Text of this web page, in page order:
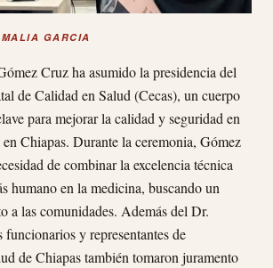
GARCIA
Cruz ha asumido la presidencia del
de Calidad en Salud (Cecas), un cuerpo
para mejorar la calidad y seguridad en
Chiapas. Durante la ceremonia, Gómez
de combinar la excelencia técnica
humano en la medicina, buscando un
a las comunidades. Además del Dr.
y representantes de
de Chiapas también tomaron juramento